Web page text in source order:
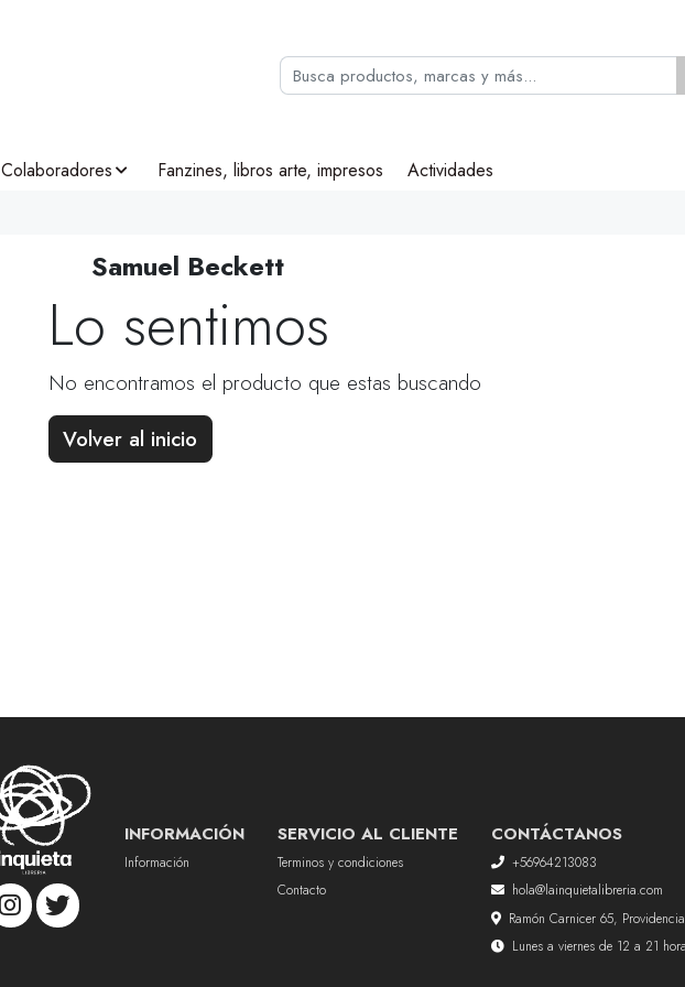
Colaboradores Fanzines, libros arte, impresos Actividades
Samuel Beckett
Lo sentimos
No encontramos el producto que estas buscando
Volver al inicio
INFORMACIÓN
Información
SERVICIO AL CLIENTE
Terminos y condiciones
Contacto
CONTÁCTANOS
+56964213083
hola@lainquietalibreria.com
Ramón Carnicer 65,
Lunes a viernes de 12 a 21